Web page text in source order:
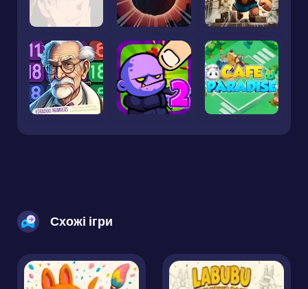
Схожі ігри